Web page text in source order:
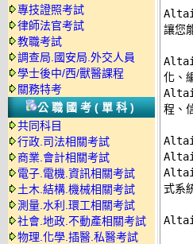
專技證照考試
律師法官考試
教職考試
調查局.國安局.外交人員
學士後中/西/獸醫課程
關務特考
公職國考(單科)
共同科目
行政.司法相關考試
商業.會計相關考試
電子.電機.資訊相關考試
土木.結構.機械相關考試
測量.水利.環工相關考試
社會.地政.不動產相關考試
物理.化學.插醫.私醫考試
讓您
化、
程、
Altair
式系